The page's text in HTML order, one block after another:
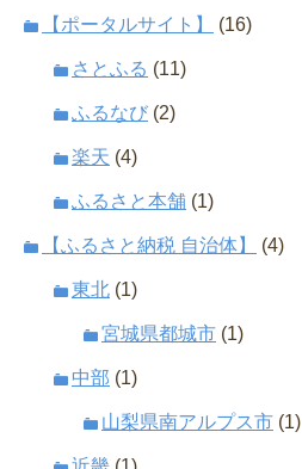
【ポータルサイト】 (16)
さとふる (11)
ふるなび (2)
楽天 (4)
ふるさと本舗 (1)
【ふるさと納税 自治体】 (4)
東北 (1)
宮城県都城市 (1)
中部 (1)
山梨県南アルプス市 (1)